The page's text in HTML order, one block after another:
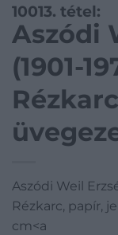
10013. tétel:
Aszódi
(1901-
Aszódi Weil
Rézkarc, papír,
cm<a